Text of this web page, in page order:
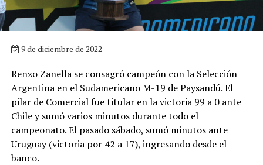
9 de diciembre de 2022
Renzo Zanella se consagró campeón con la Selección
Argentina en el Sudamericano M-19 de Paysandú. El
pilar de Comercial fue titular en la victoria 99 a 0 ante
Chile y sumó varios minutos durante todo el
campeonato. El pasado sábado, sumó minutos ante
Uruguay (victoria por 42 a 17), ingresando desde el
banco.